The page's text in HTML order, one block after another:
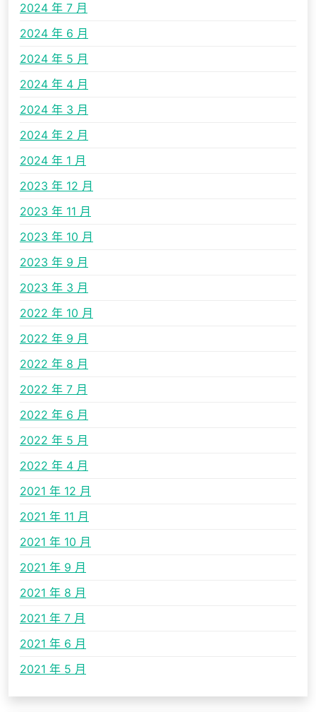
2024 年 7 月
2024 年 6 月
2024 年 5 月
2024 年 4 月
2024 年 3 月
2024 年 2 月
2024 年 1 月
2023 年 12 月
2023 年 11 月
2023 年 10 月
2023 年 9 月
2023 年 3 月
2022 年 10 月
2022 年 9 月
2022 年 8 月
2022 年 7 月
2022 年 6 月
2022 年 5 月
2022 年 4 月
2021 年 12 月
2021 年 11 月
2021 年 10 月
2021 年 9 月
2021 年 8 月
2021 年 7 月
2021 年 6 月
2021 年 5 月